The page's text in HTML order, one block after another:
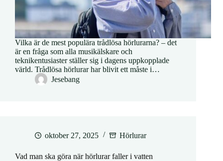
Vilka är de mest populära trådlösa hörlurarna? – det
är en fråga som alla musikälskare och
teknikentusiaster ställer sig i dagens uppkopplade
värld. Trådlösa hörlurar har blivit ett måste i…
Jesebang
oktober 27, 2025 Hörlurar
Vad man ska göra när hörlurar faller i vatten